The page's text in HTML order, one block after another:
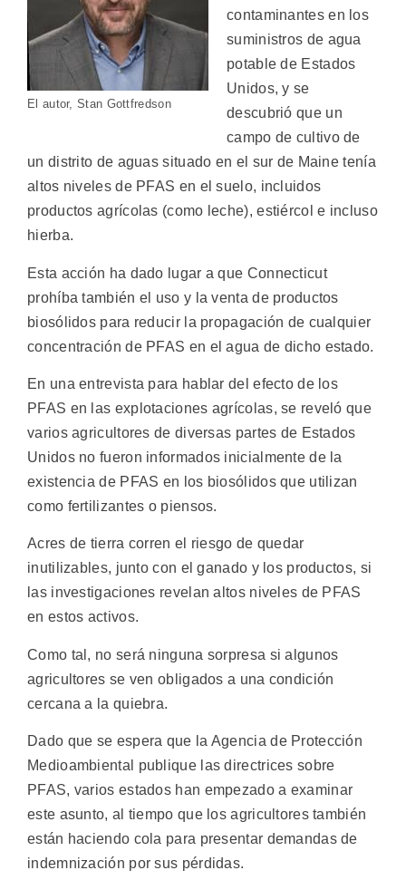
El autor, Stan Gottfredson
contaminantes en los
suministros de agua
potable de Estados
Unidos, y se
descubrió que un
campo de cultivo de
un distrito de aguas situado en el sur de Maine tenía
altos niveles de PFAS en el suelo, incluidos
productos agrícolas (como leche), estiércol e incluso
hierba.
Esta acción ha dado lugar a que Connecticut
prohíba también el uso y la venta de productos
biosólidos para reducir la propagación de cualquier
concentración de PFAS en el agua de dicho estado.
En una entrevista para hablar del efecto de los
PFAS en las explotaciones agrícolas, se reveló que
varios agricultores de diversas partes de Estados
Unidos no fueron informados inicialmente de la
existencia de PFAS en los biosólidos que utilizan
como fertilizantes o piensos.
Acres de tierra corren el riesgo de quedar
inutilizables, junto con el ganado y los productos, si
las investigaciones revelan altos niveles de PFAS
en estos activos.
Como tal, no será ninguna sorpresa si algunos
agricultores se ven obligados a una condición
cercana a la quiebra.
Dado que se espera que la Agencia de Protección
Medioambiental publique las directrices sobre
PFAS, varios estados han empezado a examinar
este asunto, al tiempo que los agricultores también
están haciendo cola para presentar demandas de
indemnización por sus pérdidas.